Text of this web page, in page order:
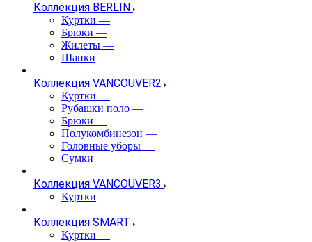
Коллекция BERLIN
Куртки —
Брюки —
Жилеты —
Шапки
Коллекция VANCOUVER2
Куртки —
Рубашки поло —
Брюки —
Полукомбинезон —
Головные уборы —
Сумки
Коллекция VANCOUVER3
Куртки
Коллекция SMART
Куртки —